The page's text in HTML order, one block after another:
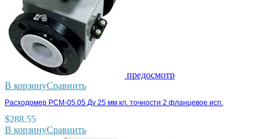
предосмотр
В корзинуСравнить
Расходомер РСМ-05.05 Ду 25 мм кл. точности 2 фланцевое исп.
$288.55
В корзинуСравнить